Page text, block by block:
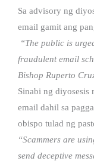
Sa advisory ng
email gamit ang
“The public is
fraudulent email
Bishop Ruperto
Sinabi ng diyosesis
email dahil sa
obispo tulad ng
“Scammers are
send deceptive